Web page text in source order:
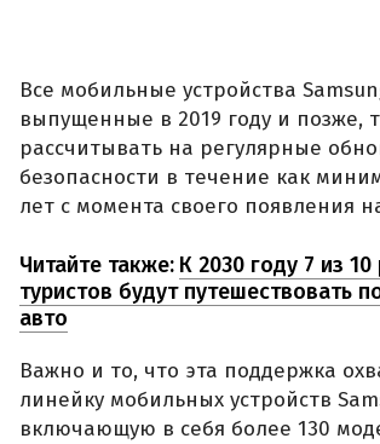
Все мобильные устройства
выпущенные в 2019 году и позже,
рассчитывать на регулярные
безопасности в течение как
лет с момента своего появления
Читайте также: К 2030 году 7 из 10
туристов будут путешествовать
авто
Важно и то, что эта поддержка
линейку мобильных устройств
включающую в себя более 130